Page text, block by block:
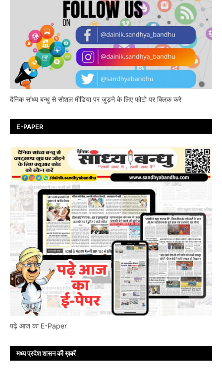
दैनिक सांध्य बन्धु से सोशल मीडिया पर जुड़ने के लिए फोटो पर क्लिक करे
E-PAPER
पढ़े आज का E-Paper
मध्य प्रदेश शासन की ख़बरें